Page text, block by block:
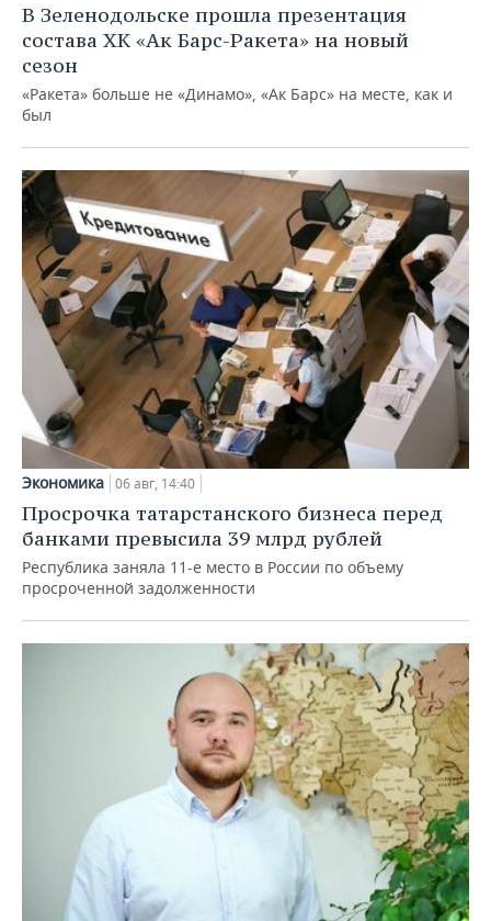
В Зеленодольске прошла презентация
состава ХК «Ак Барс-Ракета» на новый
сезон
«Ракета» больше не «Динамо», «Ак Барс» на месте, как и
был
Экономика 06 авг, 14:40
Просрочка татарстанского бизнеса перед
банками превысила 39 млрд рублей
Республика заняла 11-е место в России по объему
просроченной задолженности